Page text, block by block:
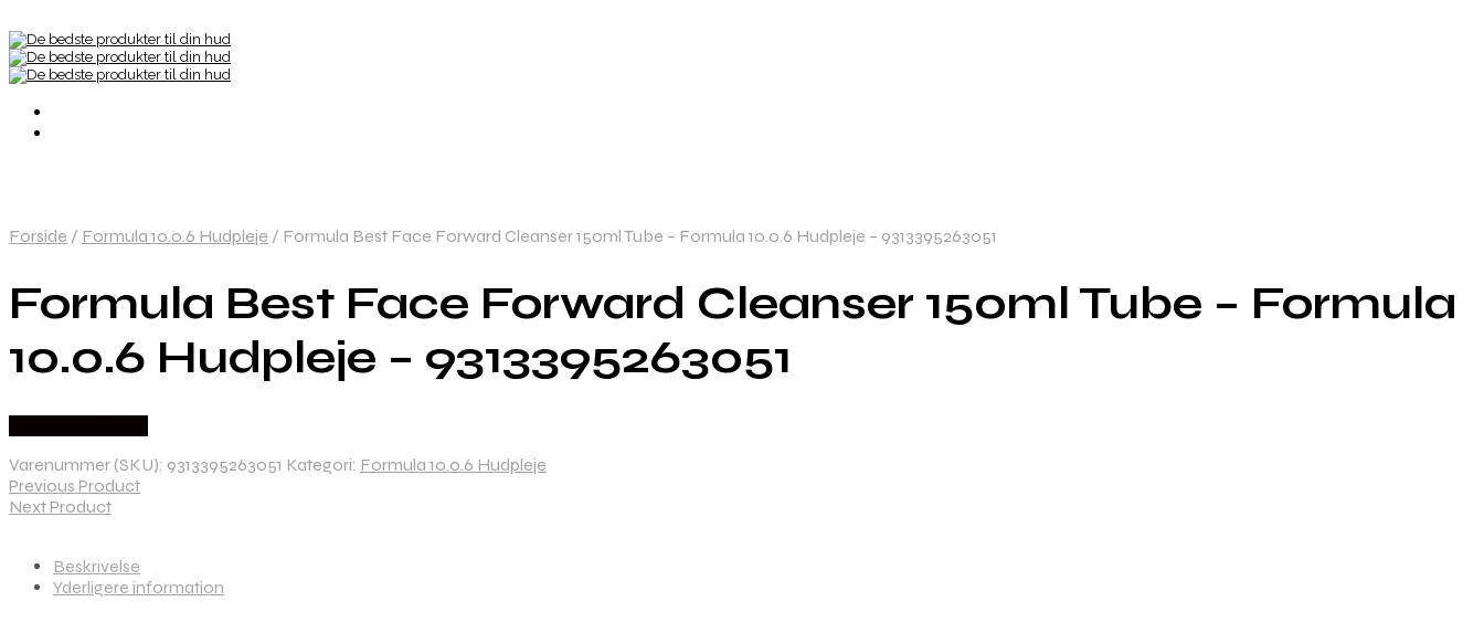
Forside / Formula 10.0.6 Hudpleje / Formula Best Face Forward Cleanser 150ml Tube – Formula 10.0.6 Hudpleje – 9313395263051
Formula Best Face Forward Cleanser 150ml Tube – Formula
10.0.6 Hudpleje – 9313395263051
Varenummer (SKU): 9313395263051 Kategori: Formula 10.0.6 Hudpleje
Previous Product
Next Product
Beskrivelse
Yderligere information